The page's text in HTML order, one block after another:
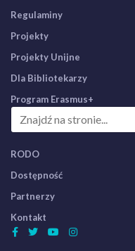
Regulaminy
Projekty
Projekty Unijne
Dla Bibliotekarzy
Program Erasmus+
RODO
Dostępność
Partnerzy
Kontakt